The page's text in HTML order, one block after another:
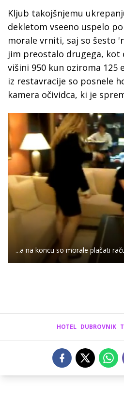
Kljub takojšnjemu
dekletom vseeno uspelo
morale vrniti, saj so šesto
jim preostalo drugega, kot
višini 950 kun oziroma 125
iz restavracije so posnele
kamera očividca, ki je
...a na koncu so morale plačati
HOTEL DUBROVNIK